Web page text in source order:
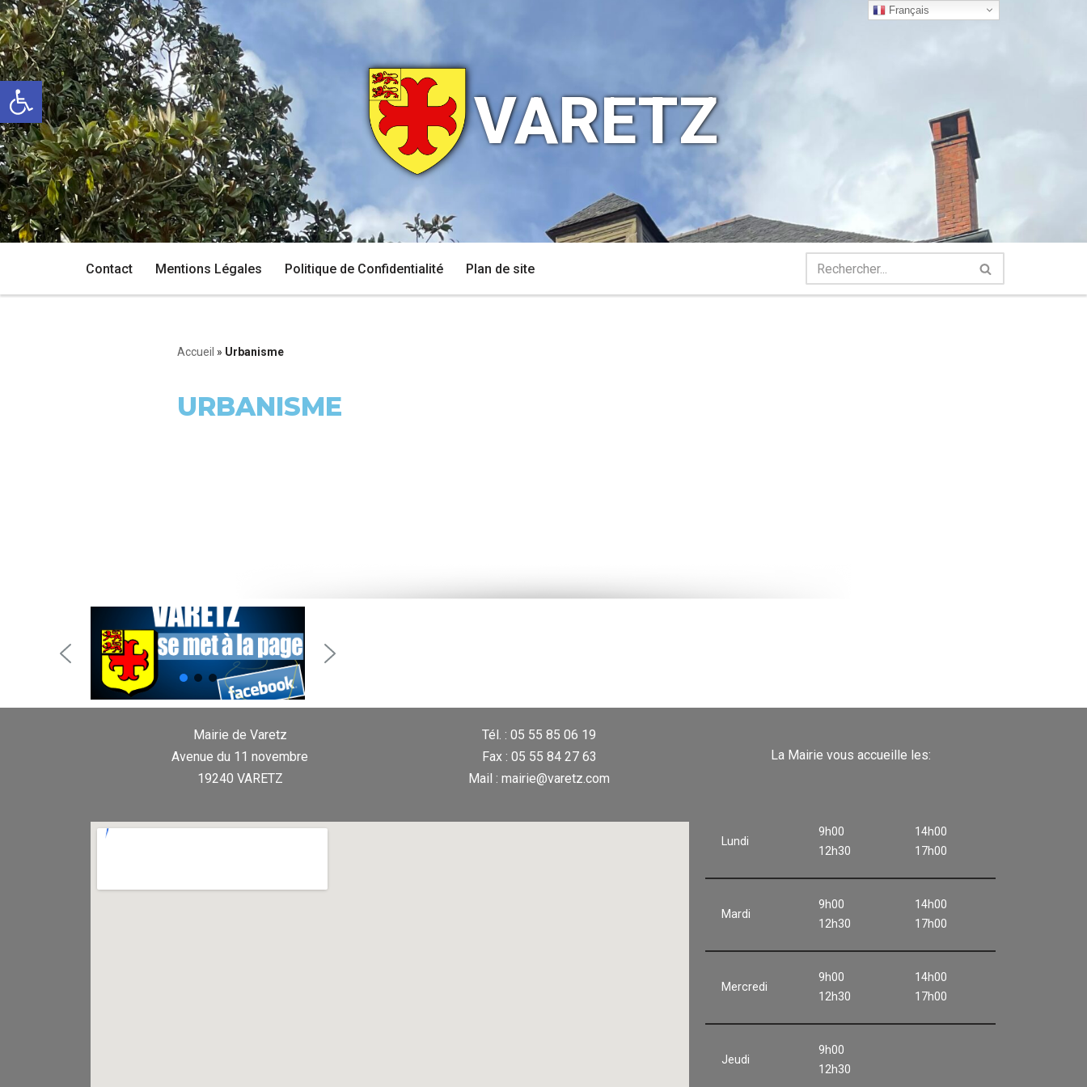
Ouvrir la barre d’outils
Aller
au
contenu
VARETZ
Contact Mentions Légales Politique de Confidentialité Plan de site
Accueil » Urbanisme
URBANISME
Mairie de Varetz
Avenue du 11 novembre
19240 VARETZ
Tél. : 05 55 85 06 19
Fax : 05 55 84 27 63
Mail : mairie@varetz.com
La Mairie vous accueille les:
Lundi
9h00
12h30
14h00
17h00
Mardi
9h00
12h30
14h00
17h00
Mercredi
9h00
12h30
14h00
17h00
Jeudi
9h00
12h30
Français